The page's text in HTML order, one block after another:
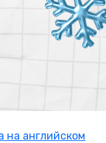
на английском